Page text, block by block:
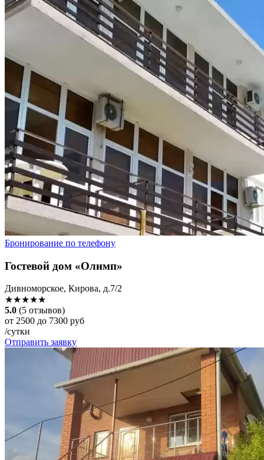
Бронирование по телефону
Гостевой дом «Олимп»
Дивноморское, Кирова, д.7/2
★★★★★
5.0 (5 отзывов)
от 2500 до 7300 руб
/сутки
Отправить заявку